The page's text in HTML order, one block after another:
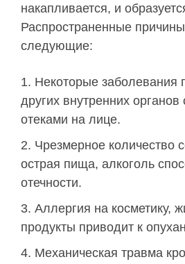
накапливается, и
Распространенные причины
следующие:
Некоторые заболевания
других внутренних
отеками на лице.
Чрезмерное количество
острая пища, алкоголь
отечности.
Аллергия на косметику,
продукты приводит к
Механическая травма